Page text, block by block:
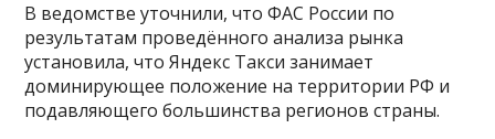
В ведомстве уточнили, что ФАС России по
результатам проведённого анализа рынка
установила, что Яндекс Такси занимает
доминирующее положение на территории РФ и
подавляющего большинства регионов страны.